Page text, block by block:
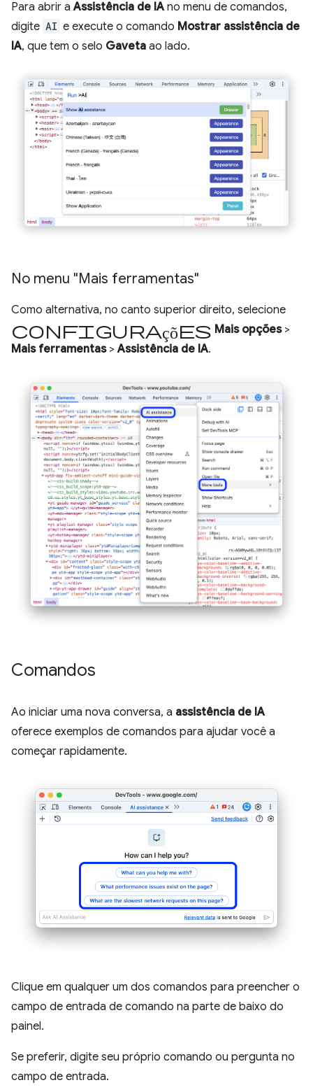
Para abrir aAssistência de IA no menu de comandos,
digite AI e execute o comando Mostrar assistência de
IA, que tem o selo Gaveta ao lado.
No menu "Mais ferramentas"
Como alternativa, no canto superior direito, selecione
Configurações Mais opções>
Mais ferramentas>Assistência de IA.
Comandos
Ao iniciar uma nova conversa, a assistência de IA
oferece exemplos de comandos para ajudar você a
começar rapidamente.
Clique em qualquer um dos comandos para preencher o
campo de entrada de comando na parte de baixo do
painel.
Se preferir, digite seu próprio comando ou pergunta no
campo de entrada.